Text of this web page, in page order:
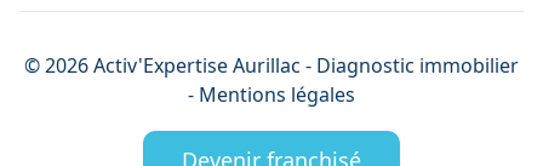
©2026Activ'ExpertiseAurillac - Diagnostic immobilier
- Mentions légales
Devenir franchisé